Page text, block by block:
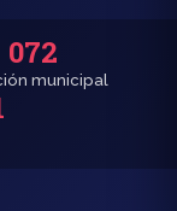
072
municipal